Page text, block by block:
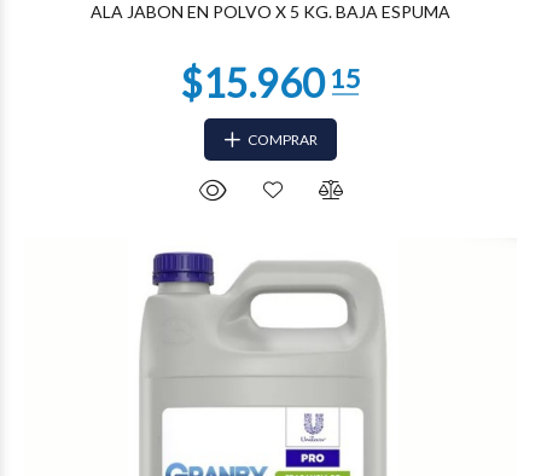
ALA JABON EN POLVO X 5 KG. BAJA ESPUMA
COMPRAR